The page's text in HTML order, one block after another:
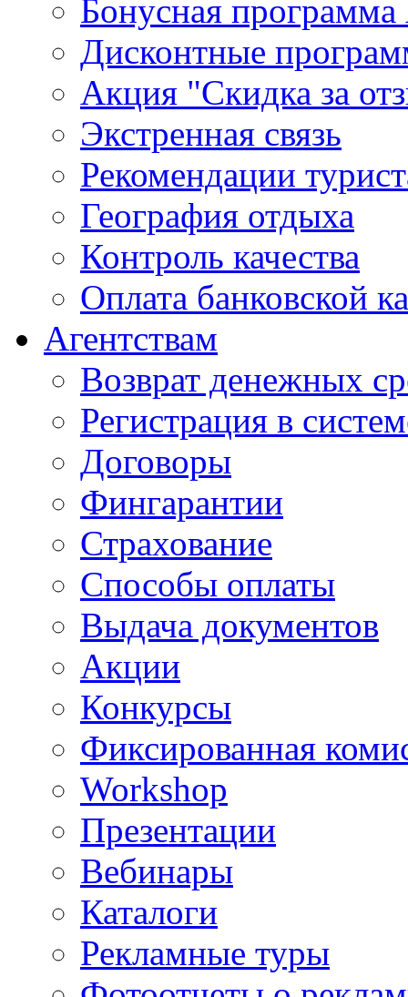
Бонусная
Дисконтные
Акция "Скидка за
Экстренная связь
Рекомендации
География отдыха
Контроль качества
Оплата банковской
Агентствам
Возврат денежных
Регистрация в
Договоры
Фингарантии
Страхование
Способы оплаты
Выдача документов
Акции
Конкурсы
Фиксированная
Workshop
Презентации
Вебинары
Каталоги
Рекламные туры